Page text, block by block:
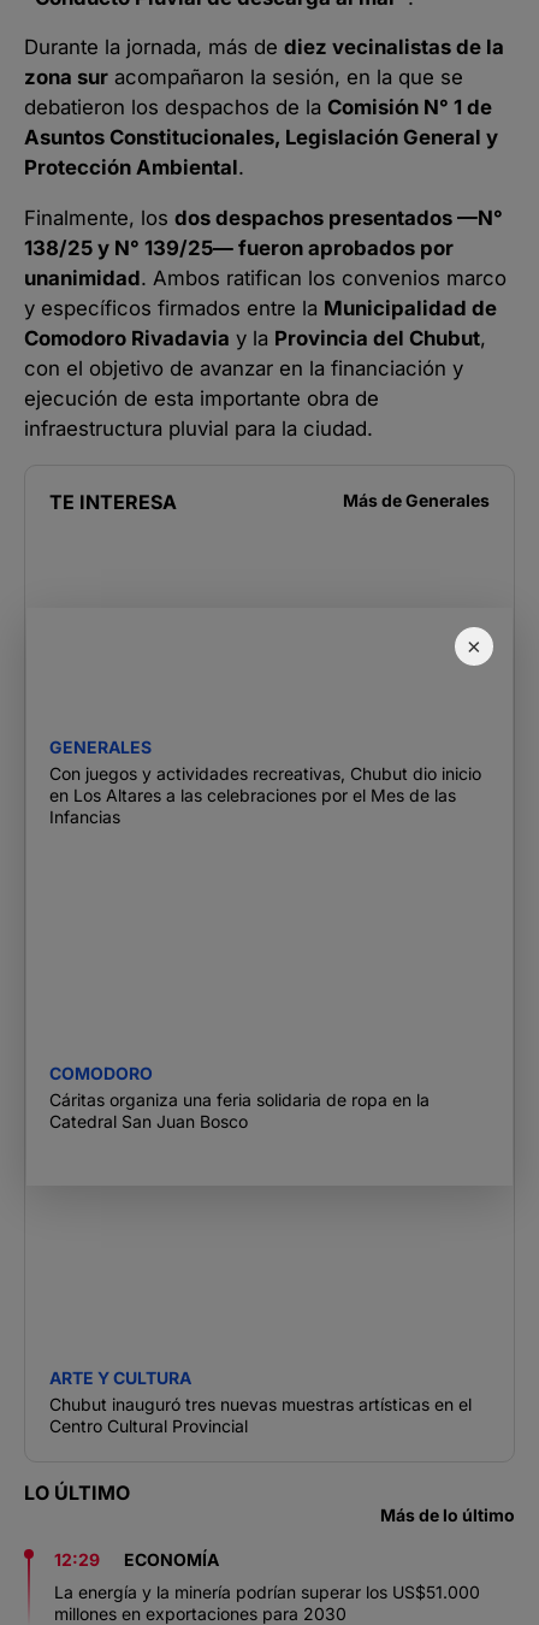
×
Durante la jornada, más de diez vecinalistas de la
zona sur acompañaron la sesión, en la que se
debatieron los despachos de la Comisión N° 1 de
Asuntos Constitucionales, Legislación General y
Protección Ambiental.
Finalmente, los dos despachos presentados —N°
138/25 y N° 139/25— fueron aprobados por
unanimidad. Ambos ratifican los convenios marco
y específicos firmados entre la Municipalidad de
Comodoro Rivadavia y la Provincia del Chubut,
con el objetivo de avanzar en la financiación y
ejecución de esta importante obra de
infraestructura pluvial para la ciudad.
TE INTERESA Más deGenerales
GENERALES
Con juegos y actividades recreativas, Chubut dio inicio
en Los Altares a las celebraciones por el Mes de las
Infancias
COMODORO
Cáritas organiza una feria solidaria de ropa en la
Catedral San Juan Bosco
ARTE Y CULTURA
Chubut inauguró tres nuevas muestras artísticas en el
Centro Cultural Provincial
LO ÚLTIMO
Más de lo último
12:29
ECONOMÍA
La energía y la minería podrían superar los US$51.000
millones en exportaciones para 2030